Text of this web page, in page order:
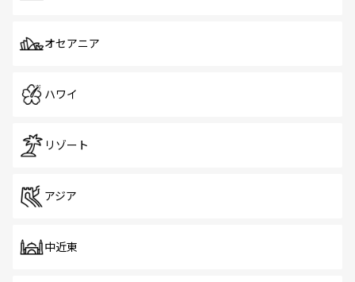
オセアニア
ハワイ
リゾート
アジア
中近東